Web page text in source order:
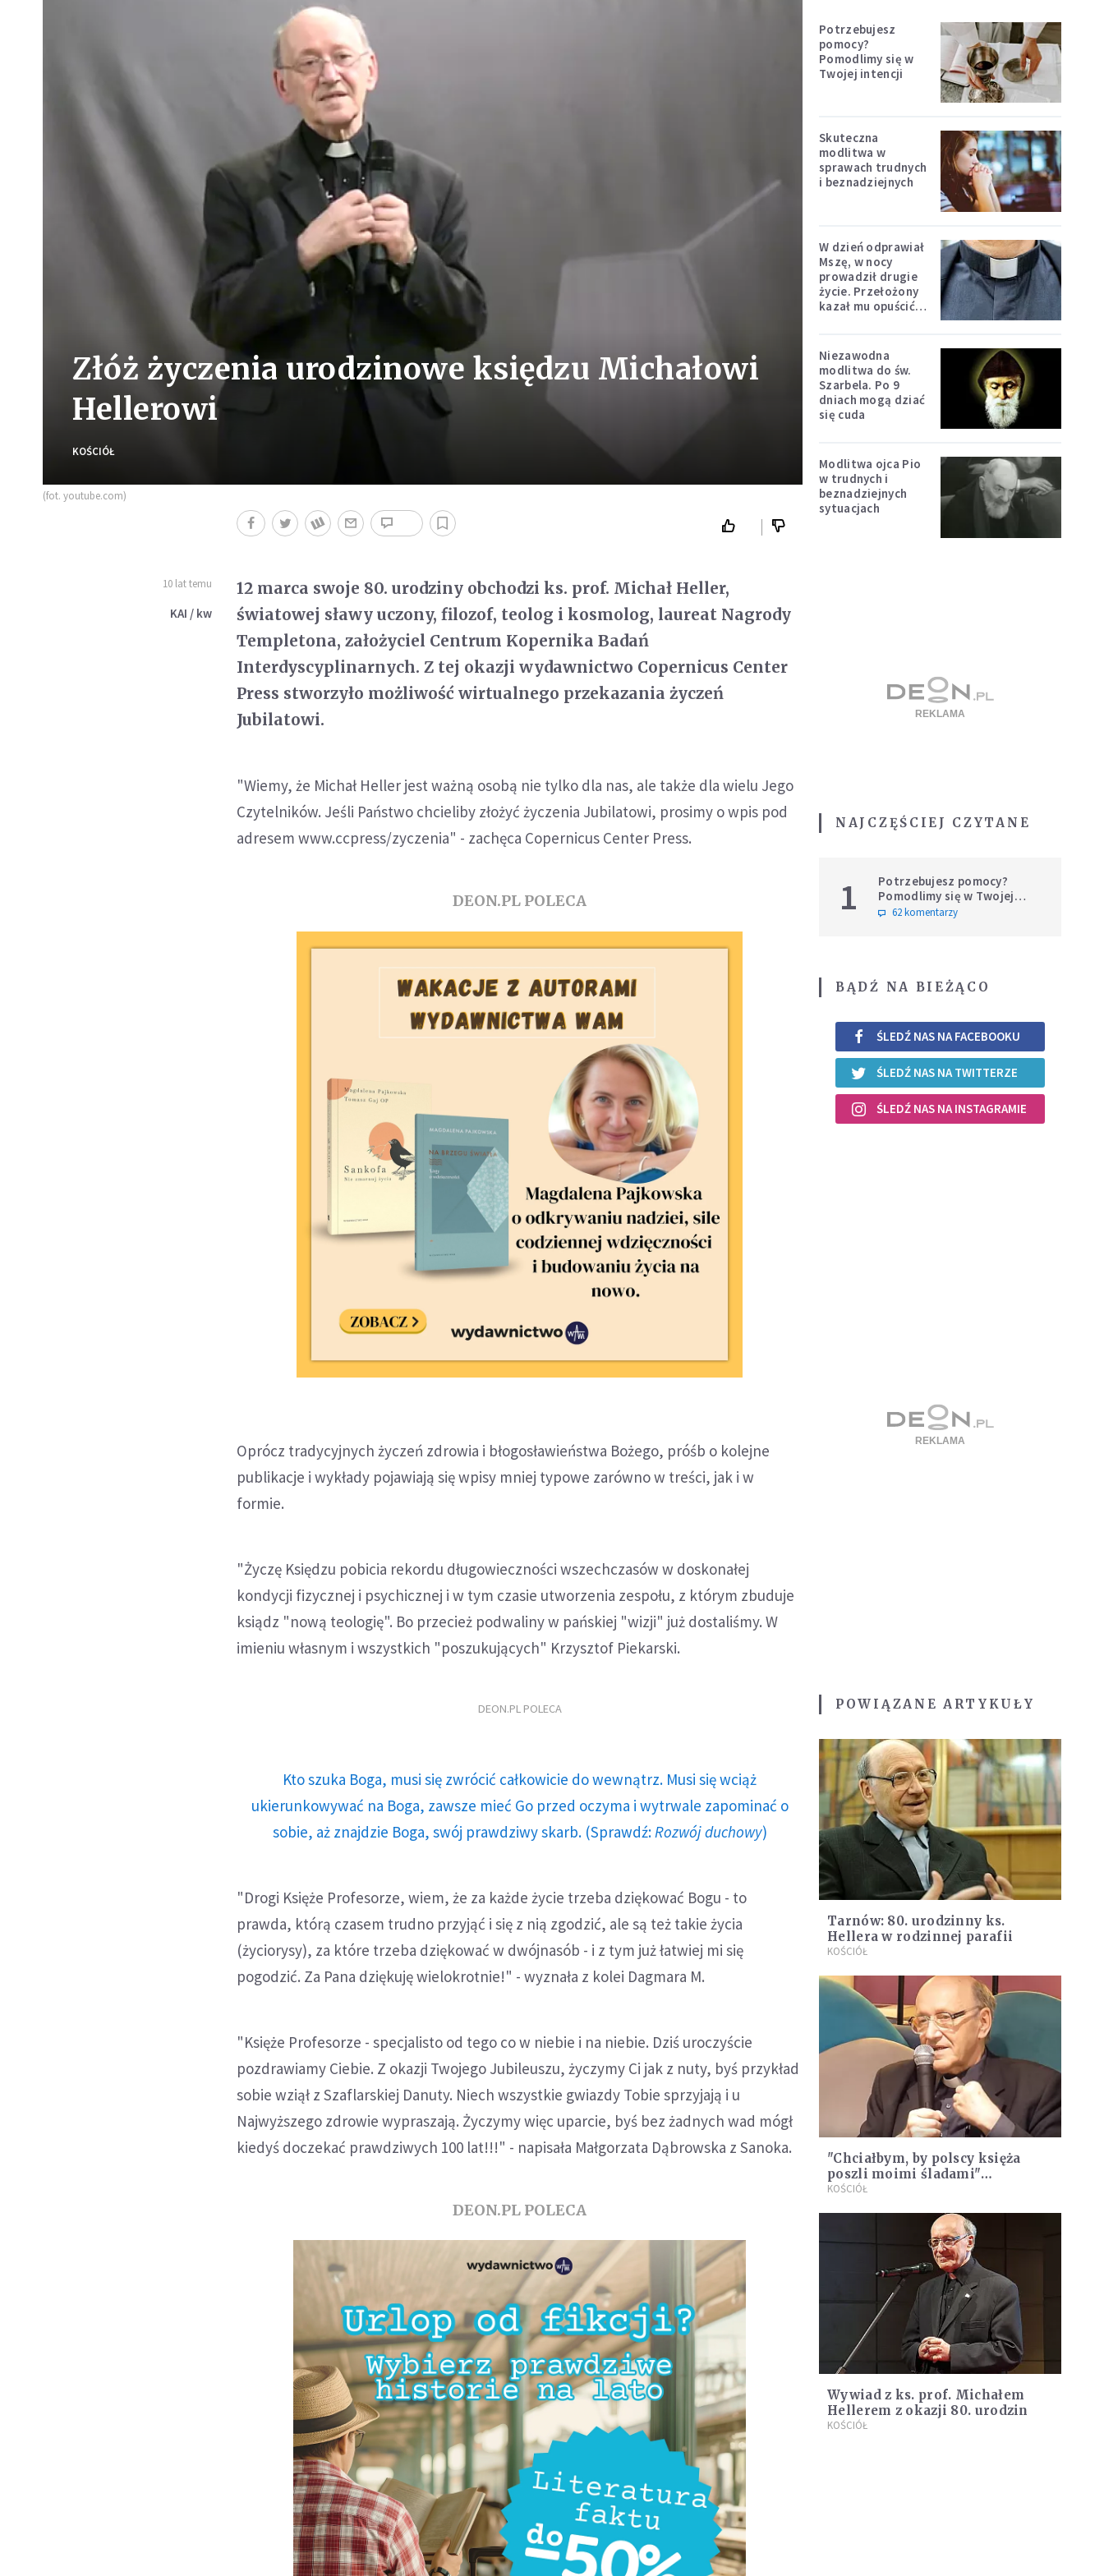
Złóż życzenia urodzinowe księdzu Michałowi
Hellerowi
KOŚCIÓŁ
(fot. youtube.com)
10 lat temu
KAI / kw
12 marca swoje 80. urodziny obchodzi ks. prof. Michał Heller,
światowej sławy uczony, filozof, teolog i kosmolog, laureat Nagrody
Templetona, założyciel Centrum Kopernika Badań
Interdyscyplinarnych. Z tej okazji wydawnictwo Copernicus Center
Press stworzyło możliwość wirtualnego przekazania życzeń
Jubilatowi.
"Wiemy, że Michał Heller jest ważną osobą nie tylko dla nas, ale także dla wielu Jego
Czytelników. Jeśli Państwo chcieliby złożyć życzenia Jubilatowi, prosimy o wpis pod
adresem www.ccpress/zyczenia" - zachęca Copernicus Center Press.
DEON.PL POLECA
Oprócz tradycyjnych życzeń zdrowia i błogosławieństwa Bożego, próśb o kolejne
publikacje i wykłady pojawiają się wpisy mniej typowe zarówno w treści, jak i w
formie.
"Życzę Księdzu pobicia rekordu długowieczności wszechczasów w doskonałej
kondycji fizycznej i psychicznej i w tym czasie utworzenia zespołu, z którym zbuduje
ksiądz "nową teologię". Bo przecież podwaliny w pańskiej "wizji" już dostaliśmy. W
imieniu własnym i wszystkich "poszukujących" Krzysztof Piekarski.
DEON.PL POLECA
Kto szuka Boga, musi się zwrócić całkowicie do wewnątrz. Musi się wciąż
ukierunkowywać na Boga, zawsze mieć Go przed oczyma i wytrwale zapominać o
sobie, aż znajdzie Boga, swój prawdziwy skarb. (Sprawdź: Rozwój duchowy)
"Drogi Księże Profesorze, wiem, że za każde życie trzeba dziękować Bogu - to
prawda, którą czasem trudno przyjąć i się z nią zgodzić, ale są też takie życia
(życiorysy), za które trzeba dziękować w dwójnasób - i z tym już łatwiej mi się
pogodzić. Za Pana dziękuję wielokrotnie!" - wyznała z kolei Dagmara M.
"Księże Profesorze - specjalisto od tego co w niebie i na niebie. Dziś uroczyście
pozdrawiamy Ciebie. Z okazji Twojego Jubileuszu, życzymy Ci jak z nuty, byś przykład
sobie wziął z Szaflarskiej Danuty. Niech wszystkie gwiazdy Tobie sprzyjają i u
Najwyższego zdrowie wypraszają. Życzymy więc uparcie, byś bez żadnych wad mógł
kiedyś doczekać prawdziwych 100 lat!!!" - napisała Małgorzata Dąbrowska z Sanoka.
DEON.PL POLECA
Potrzebujesz
pomocy?
Pomodlimy się w
Twojej intencji
Skuteczna
modlitwa w
sprawach trudnych
i beznadziejnych
W dzień odprawiał
Mszę, w nocy
prowadził drugie
życie. Przełożony
kazał mu opuścić
Niezawodna
modlitwa do św.
Szarbela. Po 9
dniach mogą dziać
się cuda
Modlitwa ojca Pio
w trudnych i
beznadziejnych
sytuacjach
NAJCZĘŚCIEJ CZYTANE
1
Potrzebujesz pomocy?
Pomodlimy się w Twojej
intencji
62 komentarzy
BĄDŹ NA BIEŻĄCO
ŚLEDŹ NAS NA FACEBOOKU
ŚLEDŹ NAS NA TWITTERZE
ŚLEDŹ NAS NA INSTAGRAMIE
POWIĄZANE ARTYKUŁY
Tarnów: 80. urodzinny ks.
Hellera w rodzinnej parafii
KOŚCIÓŁ
"Chciałbym, by polscy księża
poszli moimi śladami"
[WYWIAD]
KOŚCIÓŁ
Wywiad z ks. prof. Michałem
Hellerem z okazji 80. urodzin
KOŚCIÓŁ